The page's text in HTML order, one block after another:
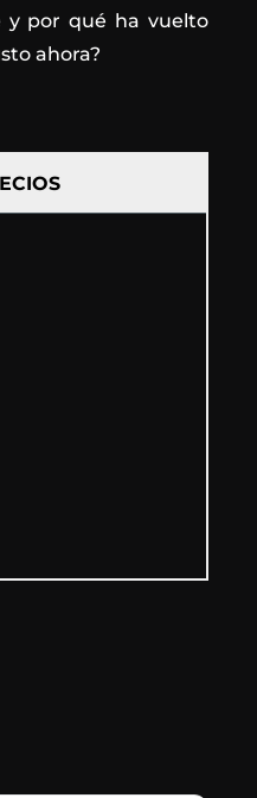
y por qué ha vuelto
ahora?